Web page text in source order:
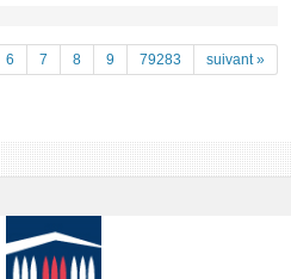
6 7 8 9 79283 suivant »